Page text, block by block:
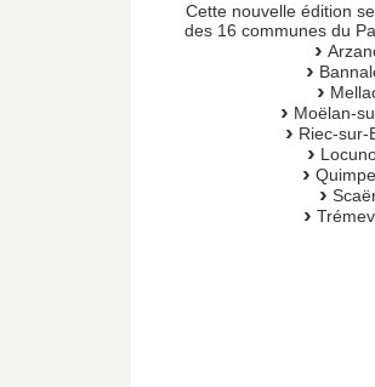
Cette nouvelle édition
des 16 communes du
Moëlan-
Riec-sur-